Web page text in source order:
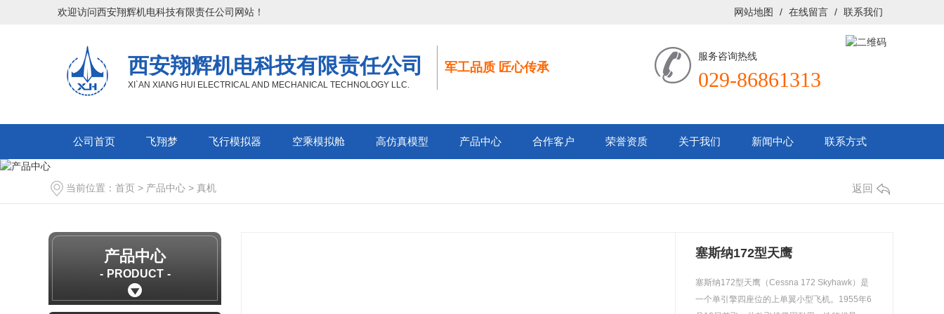
欢迎访问西安翔辉机电科技有限责任公司网站！ 网站地图 / 在线留言 / 联系我们
西安翔辉机电科技有限责任公司
XI`AN XIANG HUI ELECTRICAL AND MECHANICAL TECHNOLOGY LLC.
军工品质 匠心传承
服务咨询热线
029-86861313
公司首页 飞翔梦 飞行模拟器 空乘模拟舱 高仿真模型 产品中心 合作客户 荣誉资质 关于我们 新闻中心 联系方式
当前位置： 首页 > 产品中心 > 真机 返回
产品中心
PRODUCT
塞斯纳172型天鹰
塞斯纳172型天鹰（Cessna 172 Skyhawk）是
一个单引擎四座位的上单翼小型飞机。1955年6